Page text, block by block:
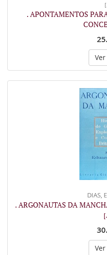
. APONTAMENTOS
DIAS,
. ARGONAUTAS DA